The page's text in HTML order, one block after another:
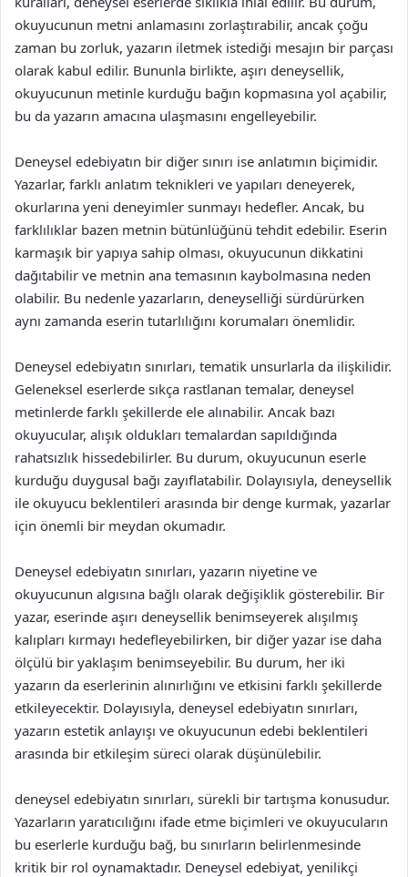
okuyucunun metni anlamasını zorlaştırabilir, ancak çoğu
zaman bu zorluk, yazarın iletmek istediği mesajın bir parçası
olarak kabul edilir. Bununla birlikte, aşırı deneysellik,
okuyucunun metinle kurduğu bağın kopmasına yol açabilir,
bu da yazarın amacına ulaşmasını engelleyebilir.
Deneysel edebiyatın bir diğer sınırı ise anlatımın biçimidir.
Yazarlar, farklı anlatım teknikleri ve yapıları deneyerek,
okurlarına yeni deneyimler sunmayı hedefler. Ancak, bu
farklılıklar bazen metnin bütünlüğünü tehdit edebilir. Eserin
karmaşık bir yapıya sahip olması, okuyucunun dikkatini
dağıtabilir ve metnin ana temasının kaybolmasına neden
olabilir. Bu nedenle yazarların, deneyselliği sürdürürken
aynı zamanda eserin tutarlılığını korumaları önemlidir.
Deneysel edebiyatın sınırları, tematik unsurlarla da ilişkilidir.
Geleneksel eserlerde sıkça rastlanan temalar, deneysel
metinlerde farklı şekillerde ele alınabilir. Ancak bazı
okuyucular, alışık oldukları temalardan sapıldığında
rahatsızlık hissedebilirler. Bu durum, okuyucunun eserle
kurduğu duygusal bağı zayıflatabilir. Dolayısıyla, deneysellik
ile okuyucu beklentileri arasında bir denge kurmak, yazarlar
için önemli bir meydan okumadır.
Deneysel edebiyatın sınırları, yazarın niyetine ve
okuyucunun algısına bağlı olarak değişiklik gösterebilir. Bir
yazar, eserinde aşırı deneysellik benimseyerek alışılmış
kalıpları kırmayı hedefleyebilirken, bir diğer yazar ise daha
ölçülü bir yaklaşım benimseyebilir. Bu durum, her iki
yazarın da eserlerinin alınırlığını ve etkisini farklı şekillerde
etkileyecektir. Dolayısıyla, deneysel edebiyatın sınırları,
yazarın estetik anlayışı ve okuyucunun edebi beklentileri
arasında bir etkileşim süreci olarak düşünülebilir.
deneysel edebiyatın sınırları, sürekli bir tartışma konusudur.
Yazarların yaratıcılığını ifade etme biçimleri ve okuyucuların
bu eserlerle kurduğu bağ, bu sınırların belirlenmesinde
kritik bir rol oynamaktadır. Deneysel edebiyat, yenilikçi